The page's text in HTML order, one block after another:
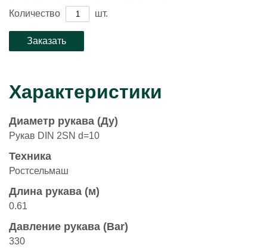
Количество шт.
Характеристики
Диаметр рукава (Ду)
Рукав DIN 2SN d=10
Техника
Ростсельмаш
Длина рукава (м)
0.61
Давление рукава (Bar)
330